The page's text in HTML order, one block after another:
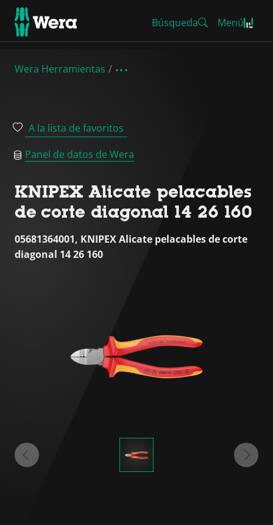
Búsqueda Menú
Wera Herramientas
A la lista de favoritos
Panel de datos de Wera
KNIPEX Alicate pelacables
de corte diagonal 14 26 160
05681364001, KNIPEX Alicate pelacables de corte
diagonal 14 26 160